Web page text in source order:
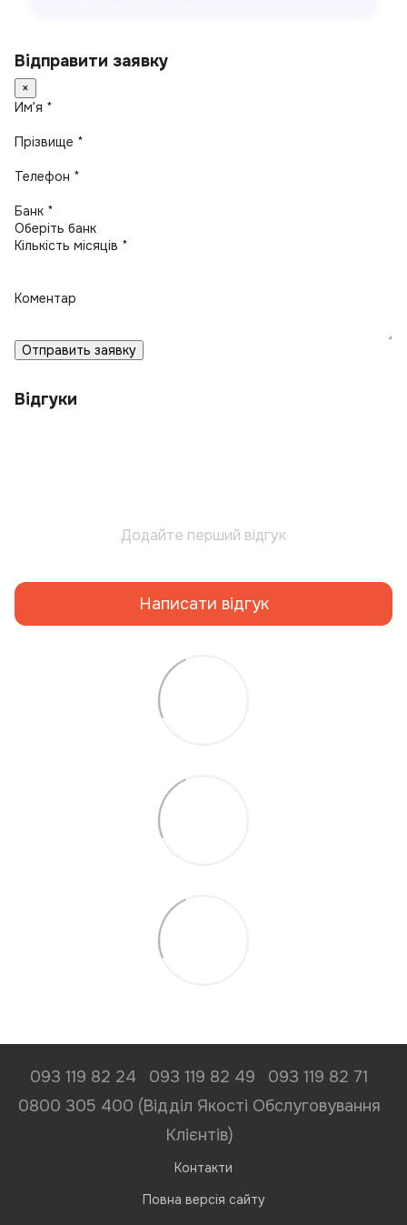
Відправити заявку
×
Имʼя *
Прізвище *
Телефон *
Банк *
Кількість місяців *
Коментар
Отправить заявку
Відгуки
Додайте перший відгук
Написати відгук
093 119 82 24 093 119 82 49
093 119 82 71
0800 305 400 (Відділ Якості Обслуговування
Клієнтів)
Контакти
Повна версія сайту